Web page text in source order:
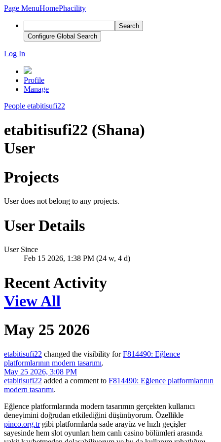
Page MenuHomePhacility
Search
Configure Global Search
Log In
Profile
Manage
People etabitisufi22
etabitisufi22 (Shana)
User
Projects
User does not belong to any projects.
User Details
User Since
Feb 15 2026, 1:38 PM (24 w, 4 d)
Recent Activity
View All
May 25 2026
etabitisufi22 changed the visibility forF814490: Eğlence
platformlarının modern tasarımı.
May 25 2026, 3:08 PM
etabitisufi22 added a comment to F814490: Eğlence platformlarının
modern tasarımı.
Eğlence platformlarında modern tasarımın gerçekten kullanıcı
deneyimini doğrudan etkilediğini düşünüyorum. Özellikle
pinco.org.trgibi platformlarda sade arayüz ve hızlı geçişler
sayesinde hem slot oyunları hem canlı casino bölümleri arasında